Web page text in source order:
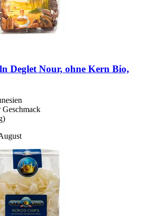
Deglet Nour, ohne Kern Bio,